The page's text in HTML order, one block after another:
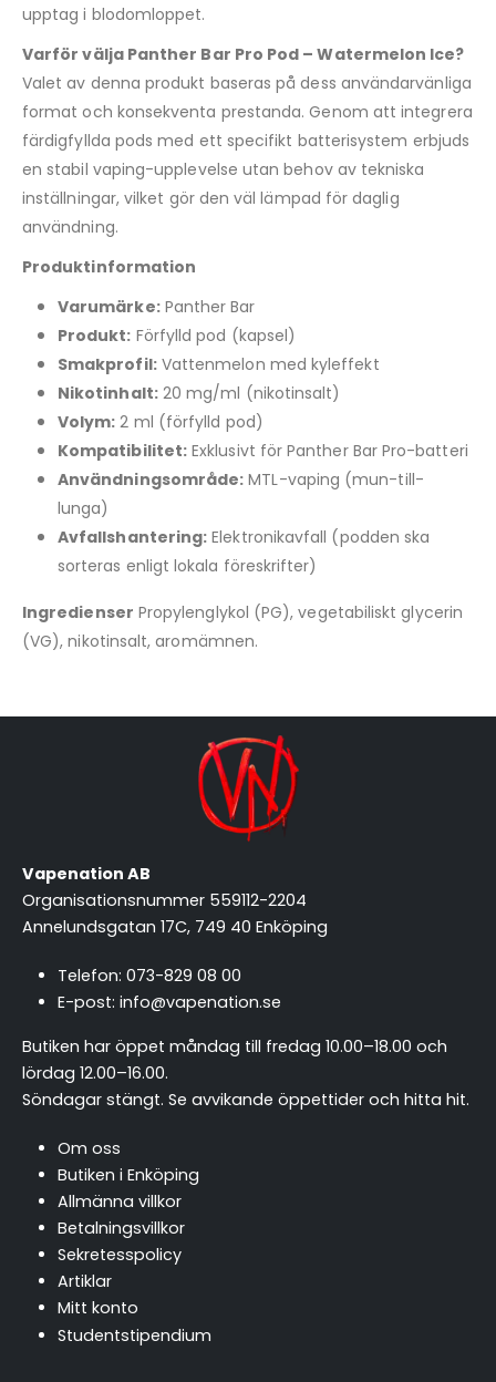
upptag i blodomloppet.
Varför välja Panther Bar Pro Pod – Watermelon Ice?
Valet av denna produkt baseras på dess användarvänliga
format och konsekventa prestanda. Genom att integrera
färdigfyllda pods med ett specifikt batterisystem erbjuds
en stabil vaping-upplevelse utan behov av tekniska
inställningar, vilket gör den väl lämpad för daglig
användning.
Produktinformation
Varumärke:Panther Bar
Produkt: Förfylld pod (kapsel)
Smakprofil:Vattenmelon med kyleffekt
Nikotinhalt:20 mg/ml (nikotinsalt)
Volym: 2 ml (förfylld pod)
Kompatibilitet: Exklusivt för Panther Bar Pro-batteri
Användningsområde: MTL-vaping (mun-till-
lunga)
Avfallshantering: Elektronikavfall (podden ska
sorteras enligt lokala föreskrifter)
Ingredienser Propylenglykol (PG), vegetabiliskt glycerin
(VG), nikotinsalt, aromämnen.
Vapenation AB
Organisationsnummer 559112-2204
Annelundsgatan 17C, 749 40 Enköping
Telefon: 073-829 08 00
E-post: info@vapenation.se
Butiken har öppet måndag till fredag 10.00–18.00 och
lördag 12.00–16.00.
Söndagar stängt. Se avvikande öppettider och hitta hit.
Om oss
Butiken i Enköping
Allmänna villkor
Betalningsvillkor
Sekretesspolicy
Artiklar
Mitt konto
Studentstipendium